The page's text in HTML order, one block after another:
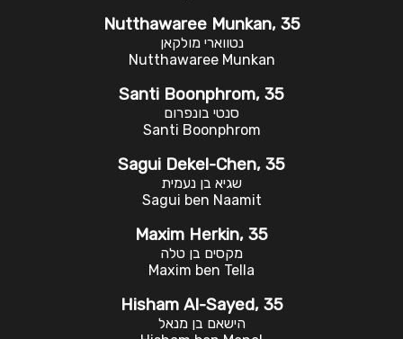
Nutthawaree Munkan, 35
נטווארי מולקאן
Nutthawaree Munkan
Santi Boonphrom, 35
סנטי בונפרום
Santi Boonphrom
Sagui Dekel-Chen, 35
שגיא בן נעמית
Sagui ben Naamit
Maxim Herkin, 35
מקסים בן טלה
Maxim ben Tella
Hisham Al-Sayed, 35
הישאם בן מנאל